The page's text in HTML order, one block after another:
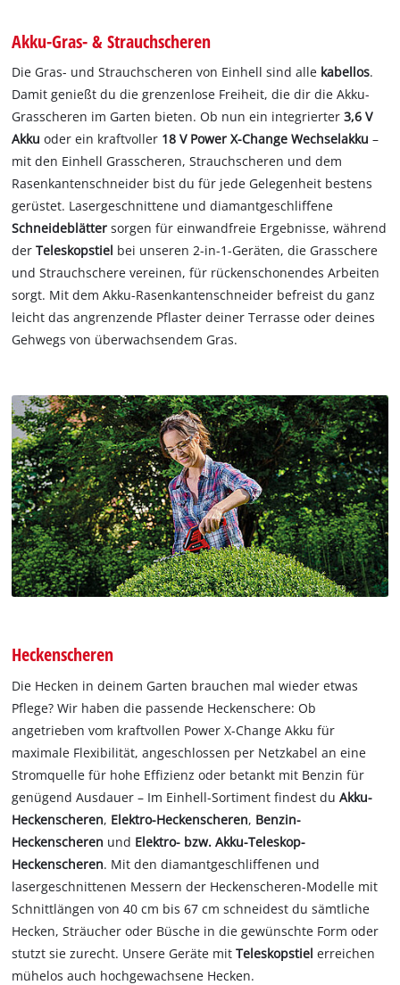
Akku-Gras- & Strauchscheren
Die Gras- und Strauchscheren von Einhell sind alle kabellos.
Damit genießt du die grenzenlose Freiheit, die dir die Akku-
Grasscheren im Garten bieten. Ob nun ein integrierter3,6 V
Akku oder ein kraftvoller 18 V Power X-Change Wechselakku –
mit den Einhell Grasscheren, Strauchscheren und dem
Rasenkantenschneider bist du für jede Gelegenheit bestens
gerüstet. Lasergeschnittene und diamantgeschliffene
Schneideblättersorgen für einwandfreie Ergebnisse, während
derTeleskopstiel bei unseren 2-in-1-Geräten, die Grasschere
und Strauchschere vereinen, für rückenschonendes Arbeiten
sorgt. Mit dem Akku-Rasenkantenschneider befreist du ganz
leicht das angrenzende Pflaster deiner Terrasse oder deines
Gehwegs von überwachsendem Gras.
Heckenscheren
Die Hecken in deinem Garten brauchen mal wieder etwas
Pflege? Wir haben die passende Heckenschere: Ob
angetrieben vom kraftvollen Power X-Change Akku für
maximale Flexibilität, angeschlossen per Netzkabel an eine
Stromquelle für hohe Effizienz oder betankt mit Benzin für
genügend Ausdauer – Im Einhell-Sortiment findest duAkku-
Heckenscheren, Elektro-Heckenscheren, Benzin-
Heckenscheren und Elektro- bzw. Akku-Teleskop-
Heckenscheren. Mit den diamantgeschliffenen und
lasergeschnittenen Messern der Heckenscheren-Modelle mit
Schnittlängen von 40 cm bis 67 cm schneidest du sämtliche
Hecken, Sträucher oder Büsche in die gewünschte Form oder
stutzt sie zurecht. Unsere Geräte mitTeleskopstielerreichen
mühelos auch hochgewachsene Hecken.